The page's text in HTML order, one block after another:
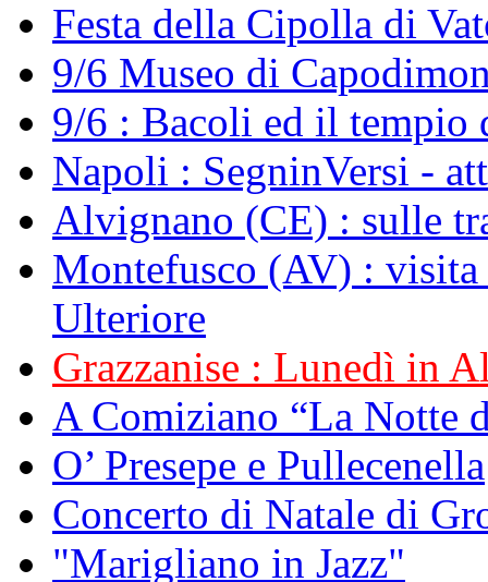
Festa della Cipolla di
9/6 Museo di
9/6 : Bacoli ed il tempio
Napoli : SegninVersi -
Alvignano (CE) : sulle
Montefusco (AV) :
Ulteriore
Grazzanise : Lunedì in
A Comiziano “La Notte
O’ Presepe e Pullecenella
Concerto di Natale di
"Marigliano in Jazz"